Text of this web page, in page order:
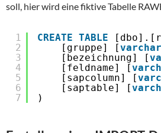
soll, hier wird eine fiktive Tabelle
1
2
3
4
5
6
7
CREATE TABLE
[gruppe] [varchar
[bezeichnung] [
[feldname] [
[sapcolumn] [
[saptable] [
)